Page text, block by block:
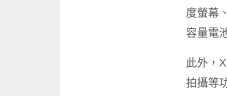
度螢幕
容量電
此外，
拍攝等